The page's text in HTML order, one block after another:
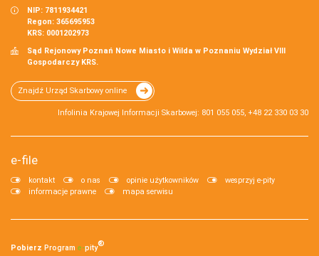
NIP: 7811934421
Regon: 365695953
KRS: 0001202973
Sąd Rejonowy Poznań Nowe Miasto i Wilda w Poznaniu Wydział VIII
Gospodarczy KRS.
Znajdź Urząd Skarbowy online
Infolinia Krajowej Informacji Skarbowej: 801 055 055, +48 22 330 03 30
e-file
kontakt o nas opinie użytkowników
wesprzyj e-pity
informacje prawne
mapa serwisu
Pobierz Program e‑pity®